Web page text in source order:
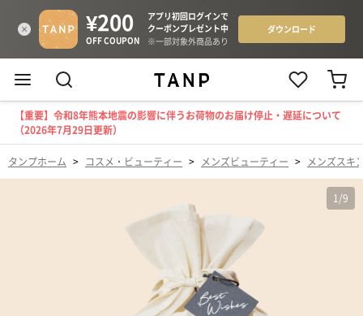
【重要】令和8年熊本地震の影響に伴うお荷物のお届け停止・遅延について
（2026年7月29日更新）
タンプホーム > コスメ・ビューティー > メンズビューティー > メンズスキ
1 /9